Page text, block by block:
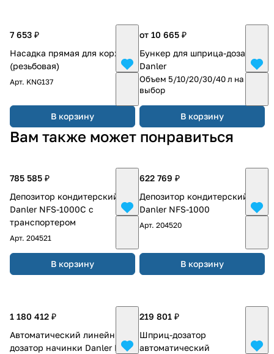
7 653 ₽
Насадка прямая для коржей
(резьбовая)
Арт. KNG137
В корзину
от 10 665 ₽
Бункер для шприца-дозатора
Danler
Объем 5/10/20/30/40 л на
выбор
В корзину
Вам также может понравиться
785 585 ₽
Депозитор кондитерский
Danler NFS-1000C с
транспортером
Арт. 204521
В корзину
622 769 ₽
Депозитор кондитерский
Danler NFS-1000
Арт. 204520
В корзину
1 180 412 ₽
Автоматический линейный
дозатор начинки Danler DF-6
219 801 ₽
Шприц-дозатор
автоматический